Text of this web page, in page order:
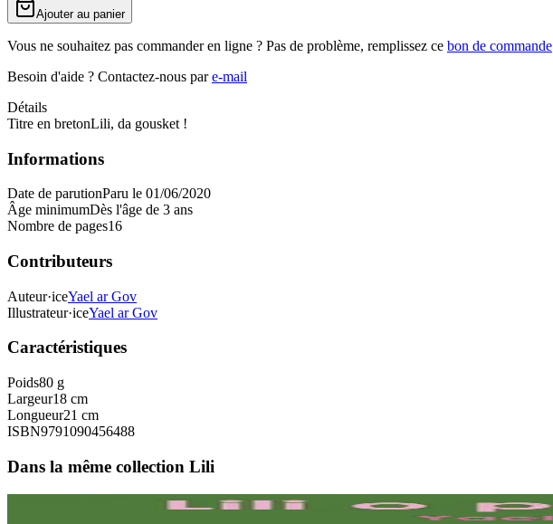
Ajouter au panier
Vous ne souhaitez pas commander en ligne ? Pas de problème, remplissez ce bon de commande
Besoin d'aide ? Contactez-nous pare-mail
Détails
Titre en bretonLili, da gousket !
Informations
Date de parutionParu le 01/06/2020
Âge minimumDès l'âge de 3 ans
Nombre de pages16
Contributeurs
Auteur·iceYael ar Gov
Illustrateur·iceYael ar Gov
Caractéristiques
Poids80 g
Largeur18 cm
Longueur21 cm
ISBN9791090456488
Dans la même collection Lili